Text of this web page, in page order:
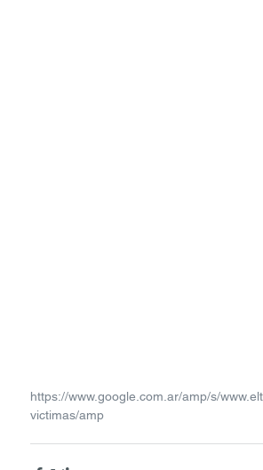
https://www.google.com.ar/amp/s/
victimas/amp